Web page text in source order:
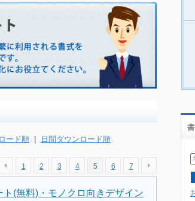
ード順 | 日間ダウンロード順
1 2 3 4 5 6 7
(無料)・モノクロ向きデザイン